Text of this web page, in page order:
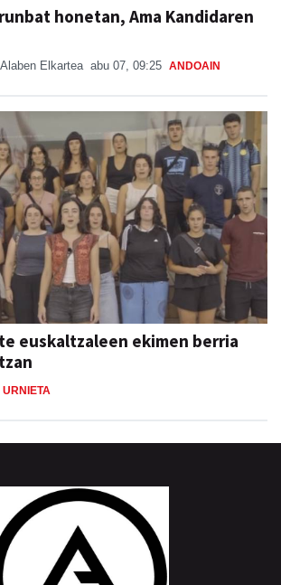
honetan, Ama Kandidaren
Elkartea abu 07, 09:25 ANDOAIN
euskaltzaleen ekimen berria
URNIETA